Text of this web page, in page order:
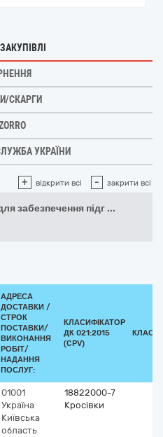
СКАРГИ
УКРАЇНИ
+ відкрити всі - закрити всі
забезпечення підг ...
АДРЕСА
ДОСТАВКИ /
СТРОК
ПОСТАВКИ/
ВИКОНАННЯ
РОБІТ/
НАДАННЯ
ПОСЛУГ:
КЛАСИФІКАТОР
ДК 021:2015
(CPV)
01001
Україна
Київська
область
18822000-7
Кросівки